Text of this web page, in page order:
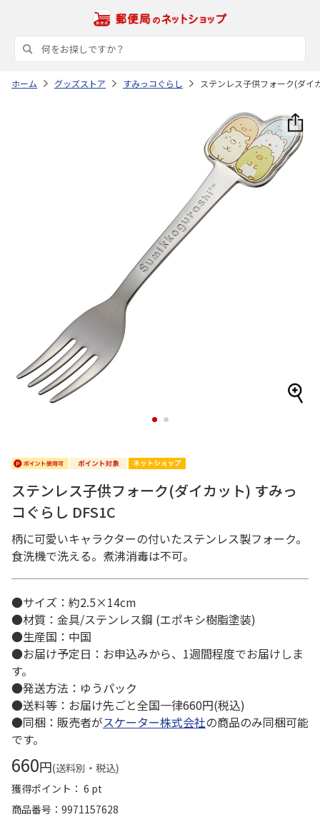
ホーム グッズストア すみっコぐらし ステンレス子供フォーク(ダイ
1 2
ステンレス子供フォーク(ダイカット) すみっ
コぐらし DFS1C
柄に可愛いキャラクターの付いたステンレス製フォーク。
食洗機で洗える。煮沸消毒は不可。
●サイズ：約2.5×14cm
●材質：金具/ステンレス鋼 (エポキシ樹脂塗装)
●生産国：中国
●お届け予定日：お申込みから、1週間程度でお届けしま
す。
●発送方法：ゆうパック
●送料等：お届け先ごと全国一律660円(税込)
●同梱：販売者がスケーター株式会社の商品のみ同梱可能
です。
660円(送料別・税込)
獲得ポイント： 6 pt
商品番号
9971157628